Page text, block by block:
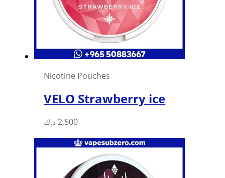
Nicotine Pouches
VELO Strawberry ice
2,500 د.ك